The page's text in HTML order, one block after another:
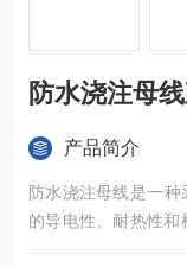
防水浇注母
产品简介
防水浇注母线‌是一
的导电性、耐热性
主要特点包括：防水